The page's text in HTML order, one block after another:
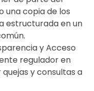
una copia de los
estructurada en un
y Acceso
regulador en
y consultas a